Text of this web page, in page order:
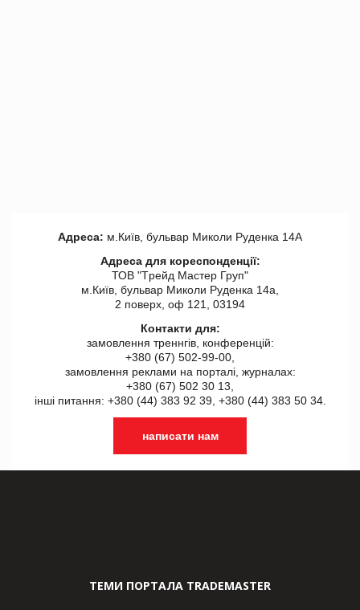
Адреса: м.Київ, бульвар Миколи Руденка 14А
Адреса для кореспонденції:
ТОВ "Tрейд Мастер Груп"
м.Київ, бульвар Миколи Руденка 14а,
2 поверх, оф 121, 03194
Контакти для:
замовлення треннгів, конференцій:
+380 (67) 502-99-00,
замовлення реклами на порталі, журналах:
+380 (67) 502 30 13,
інші питання: +380 (44) 383 92 39, +380 (44) 383 50 34.
написати нам
ТЕМИ ПОРТАЛА TRADEMASTER